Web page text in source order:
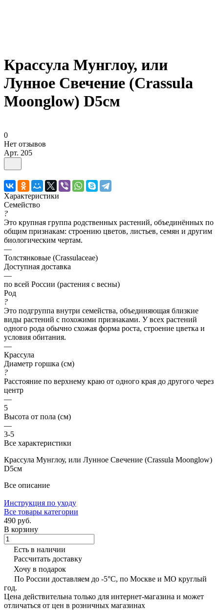
Крассула Мунглоу, или
Лунное Свечение (Crassula
Moonglow) D5cм
0
Нет отзывов
Арт. 205
Характеристики
Семейство
?
Это крупная группа родственных растений, объединённых по
общим признакам: строению цветов, листьев, семян и другим
биологическим чертам.
—
Толстянковые (Crassulaceae)
Доступная доставка
—
по всей России (растения с весны)
Род
?
Это подгруппа внутри семейства, объединяющая близкие
виды растений с похожими признаками. У всех растений
одного рода обычно схожая форма роста, строение цветка и
условия обитания.
—
Крассула
Диаметр горшка (см)
?
Расстояние по верхнему краю от одного края до другого через
центр
—
5
Высота от пола (см)
—
3-5
Все характеристики
Крассула Мунглоу, или Лунное Свечение (Crassula Moonglow)
D5cм
Все описание
Инструкция по уходу
Все товары категории
490 руб.
В корзину
Есть в наличии
Рассчитать доставку
Хочу в подарок
По России доставляем до -5°C, по Москве и МО круглый
год.
Цена действительна только для интернет-магазина и может
отличаться от цен в розничных магазинах